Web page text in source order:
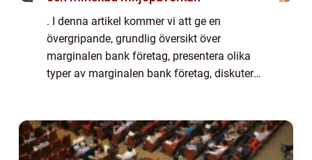
. I denna artikel kommer vi att ge en
övergripande, grundlig översikt över
marginalen bank företag, presentera olika
typer av marginalen bank företag, diskutera
marginale...